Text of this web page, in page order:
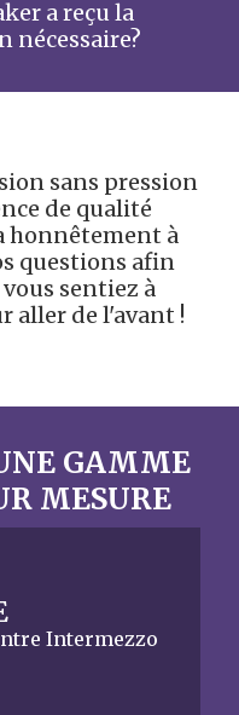
a reçu la
nécessaire?
sans pression
de qualité
honnêtement à
questions afin
sentiez à
aller de l'avant !
GAMME
MESURE
Intermezzo